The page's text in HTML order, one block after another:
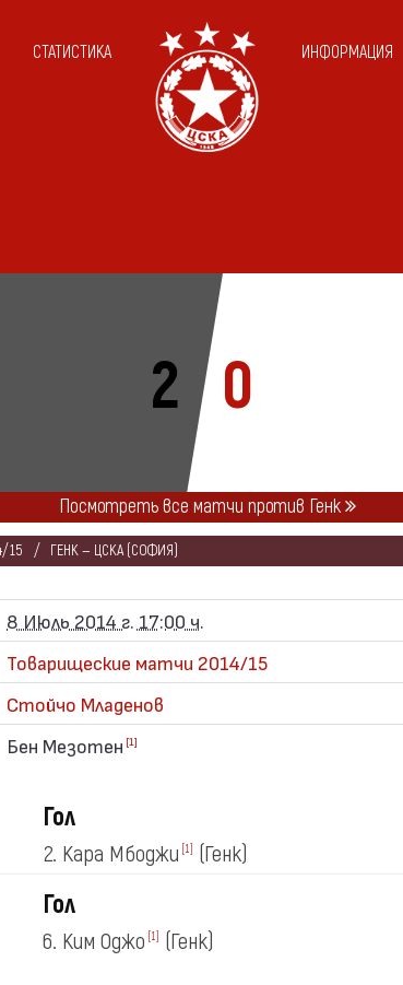
СТАТИСТИКА ИНФОРМАЦИЯ
2 0
Посмотреть все матчи против Генк
15 ГЕНК — ЦСКА (СОФИЯ)
8 Июль 2014 г. 17:00 ч.
Товарищеские матчи 2014/15
Стойчо Младенов
Бен Мезотен [1]
Гол
2. Кара Мбоджи [1] (Генк)
Гол
6. Ким Оджо [1] (Генк)